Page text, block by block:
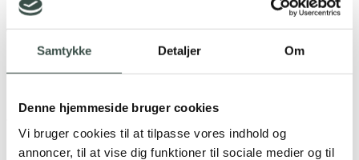
Samtykke Detaljer Om
Denne hjemmeside bruger cookies
Vi bruger cookies til at tilpasse vores indhold og
annoncer, til at vise dig funktioner til sociale medier og til
Worldline→
Betalingsløsning til online handel
Stripe→
Betalingsløsning til online handel